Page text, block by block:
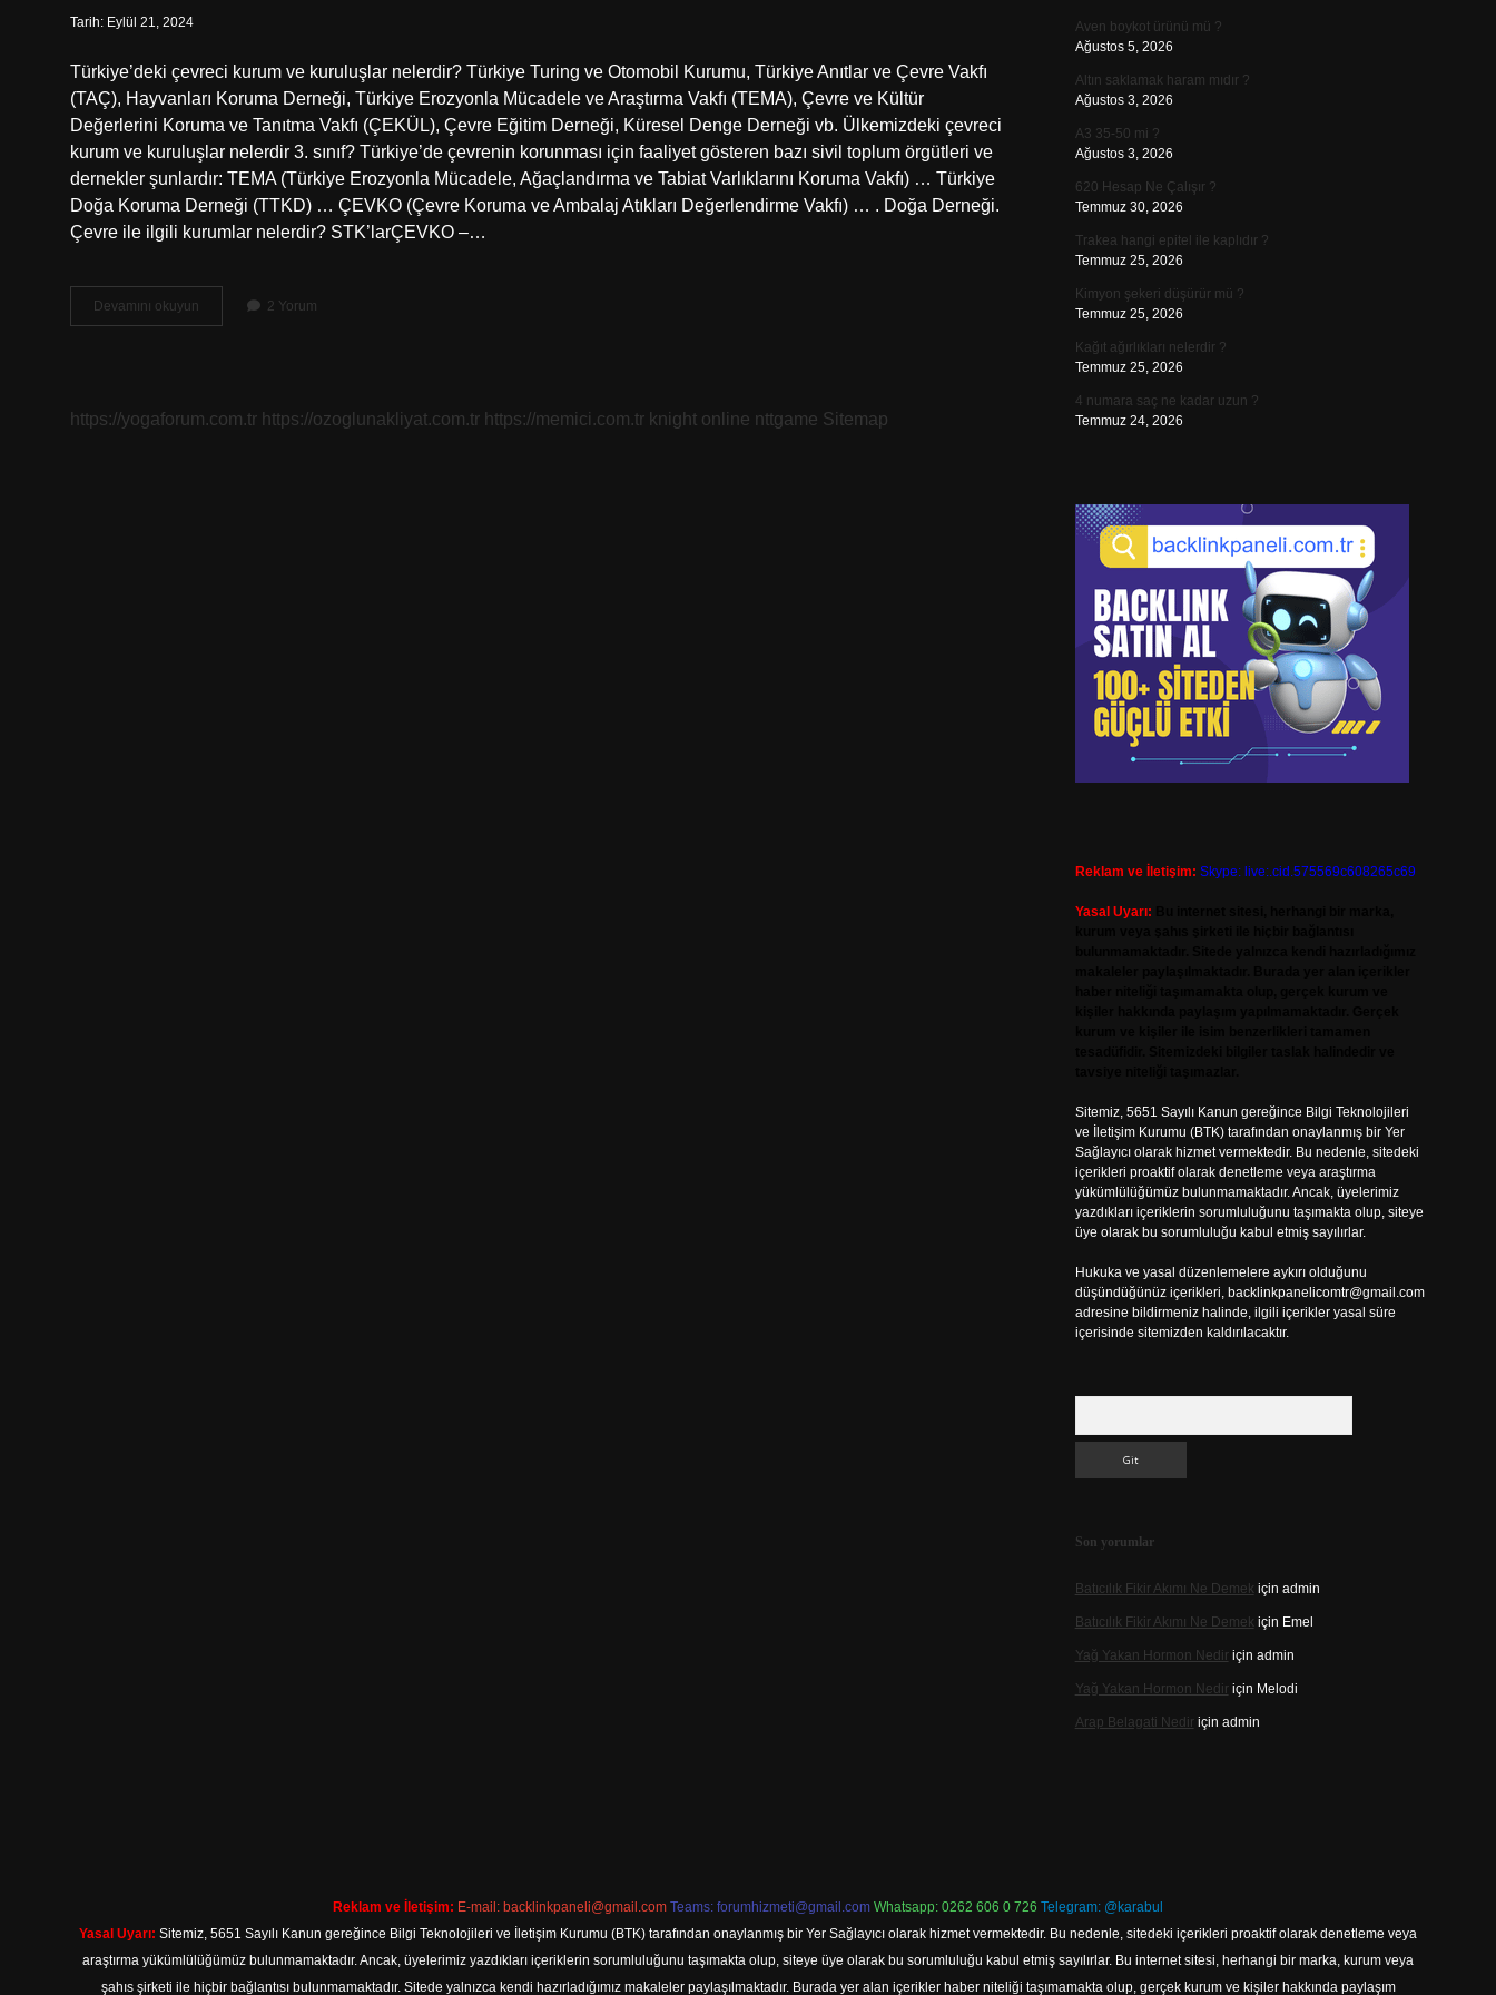
Tarih: Eylül 21, 2024
Türkiye’deki çevreci kurum ve kuruluşlar nelerdir? Türkiye Turing ve Otomobil Kurumu, Türkiye Anıtlar ve Çevre Vakfı
(TAÇ), Hayvanları Koruma Derneği, Türkiye Erozyonla Mücadele ve Araştırma Vakfı (TEMA), Çevre ve Kültür
Değerlerini Koruma ve Tanıtma Vakfı (ÇEKÜL), Çevre Eğitim Derneği, Küresel Denge Derneği vb. Ülkemizdeki çevreci
kurum ve kuruluşlar nelerdir 3. sınıf? Türkiye’de çevrenin korunması için faaliyet gösteren bazı sivil toplum örgütleri ve
dernekler şunlardır: TEMA (Türkiye Erozyonla Mücadele, Ağaçlandırma ve Tabiat Varlıklarını Koruma Vakfı) … Türkiye
Doğa Koruma Derneği (TTKD) … ÇEVKO (Çevre Koruma ve Ambalaj Atıkları Değerlendirme Vakfı) … . Doğa Derneği.
Çevre ile ilgili kurumlar nelerdir? STK’larÇEVKO –…
Devamını okuyun Ülkemizdeki
Çevreci
2 Yorum
https://yogaforum.com.tr https://ozoglunakliyat.com.tr https://memici.com.tr knight online nttgame Sitemap
Aven boykot ürünü mü ?
Ağustos 5, 2026
Altın saklamak haram mıdır ?
Ağustos 3, 2026
A3 35-50 mi ?
Ağustos 3, 2026
620 Hesap Ne Çalışır ?
Temmuz 30, 2026
Trakea hangi epitel ile kaplıdır ?
Temmuz 25, 2026
Kimyon şekeri düşürür mü ?
Temmuz 25, 2026
Kağıt ağırlıkları nelerdir ?
Temmuz 25, 2026
4 numara saç ne kadar uzun ?
Temmuz 24, 2026
Reklam ve İletişim: Skype: live:.cid.575569c608265c69
Yasal Uyarı:
Sitemiz, 5651 Sayılı Kanun gereğince Bilgi Teknolojileri
ve İletişim Kurumu (BTK) tarafından onaylanmış bir Yer
Sağlayıcı olarak hizmet vermektedir. Bu nedenle, sitedeki
içerikleri proaktif olarak denetleme veya araştırma
yükümlülüğümüz bulunmamaktadır. Ancak, üyelerimiz
yazdıkları içeriklerin sorumluluğunu taşımakta olup, siteye
üye olarak bu sorumluluğu kabul etmiş sayılırlar.
Hukuka ve yasal düzenlemelere aykırı olduğunu
düşündüğünüz içerikleri, backlinkpanelicomtr@gmail.com
adresine bildirmeniz halinde, ilgili içerikler yasal süre
içerisinde sitemizden kaldırılacaktır.
Son yorumlar
Batıcılık Fikir Akımı Ne Demek için admin
Batıcılık Fikir Akımı Ne Demek için Emel
Yağ Yakan Hormon Nediriçin admin
Yağ Yakan Hormon Nediriçin Melodi
Arap Belagati Nediriçin admin
Reklam ve İletişim: E-mail: backlinkpaneli@gmail.com Teams: forumhizmeti@gmail.com Whatsapp: 0262 606 0 726 Telegram: @karabul
Yasal Uyarı: Sitemiz, 5651 Sayılı Kanun gereğince Bilgi Teknolojileri ve İletişim Kurumu (BTK) tarafından onaylanmış bir Yer Sağlayıcı olarak hizmet vermektedir. Bu nedenle, sitedeki içerikleri proaktif olarak denetleme veya
araştırma yükümlülüğümüz bulunmamaktadır. Ancak, üyelerimiz yazdıkları içeriklerin sorumluluğunu taşımakta olup, siteye üye olarak bu sorumluluğu kabul etmiş sayılırlar. Bu internet sitesi, herhangi bir marka, kurum veya
şahıs şirketi ile hiçbir bağlantısı bulunmamaktadır. Sitede yalnızca kendi hazırladığımız makaleler paylaşılmaktadır. Burada yer alan içerikler haber niteliği taşımamakta olup, gerçek kurum ve kişiler hakkında paylaşım